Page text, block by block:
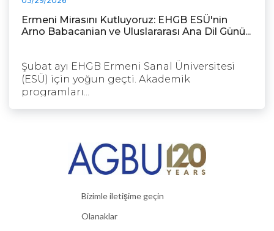
Ermeni Mirasını Kutluyoruz: EHGB ESÜ'nin
Arno Babacanian ve Uluslararası Ana Dil Günü...
Şubat ayı EHGB Ermeni Sanal Üniversitesi
(ESÜ) için yoğun geçti. Akademik
programları...
Bizimle iletişime geçin
Olanaklar